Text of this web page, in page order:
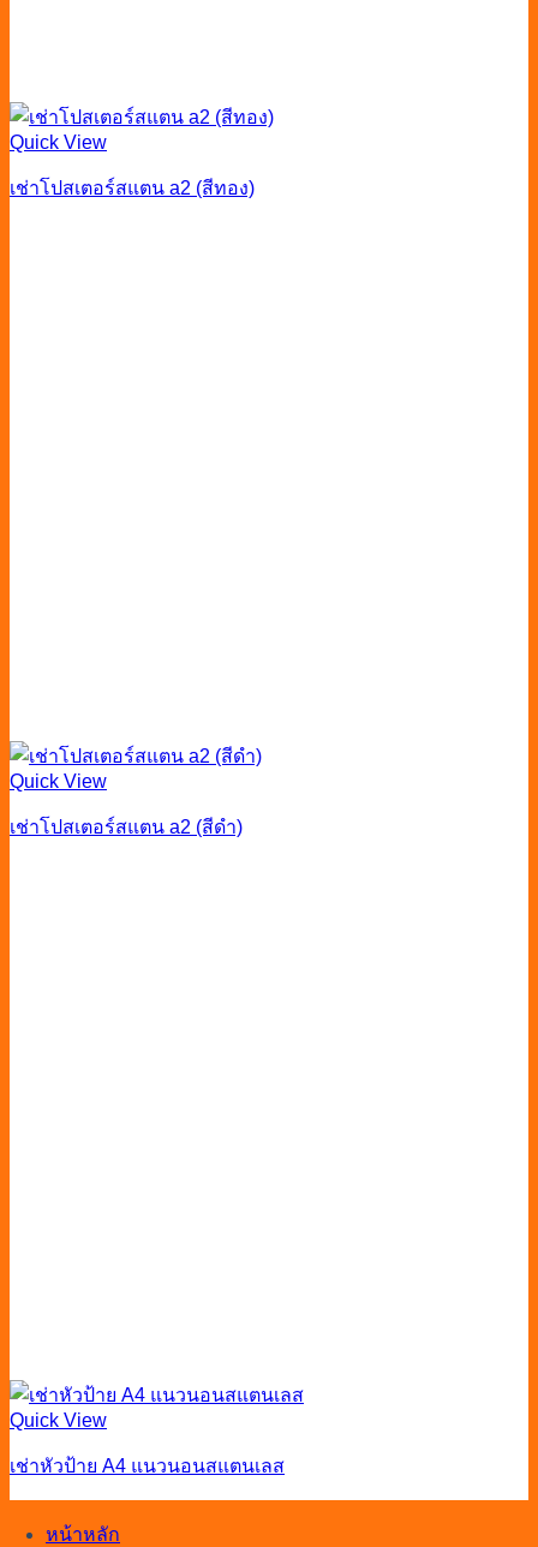
Quick View
เช่าโปสเตอร์สแตน a2 (สีทอง)
Quick View
เช่าโปสเตอร์สแตน a2 (สีดำ)
Quick View
เช่าหัวป้าย A4 แนวนอนสแตนเลส
หน้าหลัก